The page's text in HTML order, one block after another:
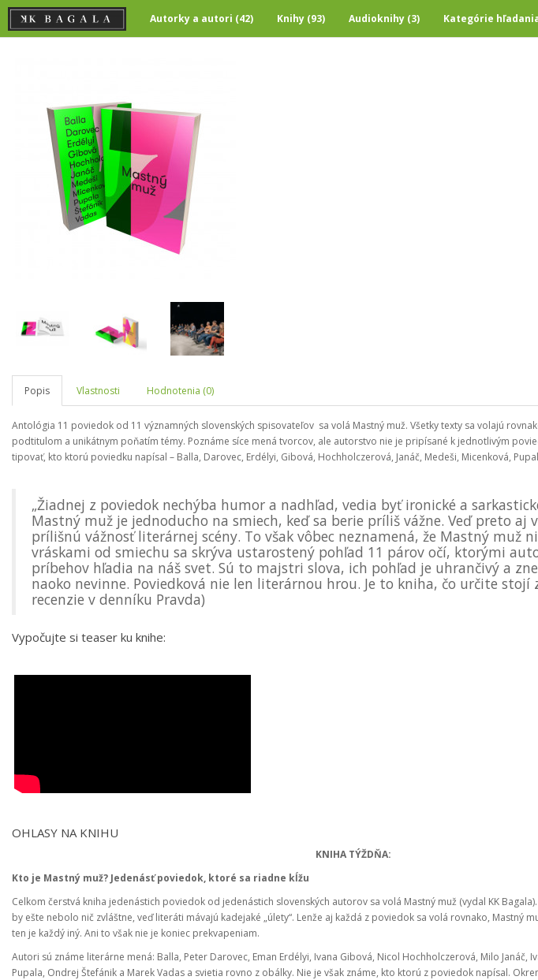
Autorky a autori (42) Knihy (93) Audioknihy (3) Kategórie
Popis Vlastnosti Hodnotenia (0)
Antológia 11 poviedok od 11 významných slovenských spisovateľov sa volá Mastný muž. Všetky texty sa volajú
podtitulom a unikátnym poňatím témy. Poznáme síce mená tvorcov, ale autorstvo nie je pripísané k jednotlivým
tipovať, kto ktorú poviedku napísal – Balla, Darovec, Erdélyi, Gibová, Hochholczerová, Janáč, Medeši, Micenková,
„Žiadnej z poviedok nechýba humor a nadhľad, vedia byť ironické a
Mastný muž je jednoducho na smiech, keď sa berie príliš vážne. Veď preto aj
prílišnú vážnosť literárnej scény. To však vôbec neznamená, že Mastný muž
vráskami od smiechu sa skrýva ustarostený pohľad 11 párov očí, ktorými
príbehov hľadia na náš svet. Sú to majstri slova, ich pohľad je uhrančivý a
naoko nevinne. Poviedková nie len literárnou hrou. Je to kniha, čo určite stojí
recenzie v denníku Pravda)
Vypočujte si teaser ku knihe:
OHLASY NA KNIHU
KNIHA TÝŽDŇA:
Kto je Mastný muž? Jedenásť poviedok, ktoré sa riadne kĺžu
Celkom čerstvá kniha jedenástich poviedok od jedenástich slovenských autorov sa volá Mastný muž (vydal KK
by ešte nebolo nič zvláštne, veď literáti mávajú kadejaké „úlety“. Lenže aj každá z poviedok sa volá rovnako, Mastný
ten je každý iný. Ani to však nie je koniec prekvapeniam.
Autori sú známe literárne mená: Balla, Peter Darovec, Eman Erdélyi, Ivana Gibová, Nicol Hochholczerová, Milo Janáč,
Pupala, Ondrej Štefánik a Marek Vadas a svietia rovno z obálky. Nie je však známe, kto ktorú z poviedok napísal.